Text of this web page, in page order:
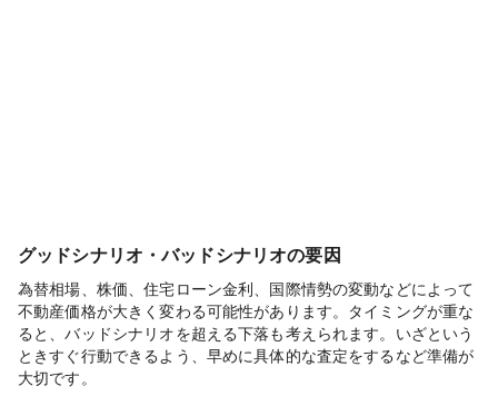
グッドシナリオ・バッドシナリオの要因
為替相場、株価、住宅ローン金利、国際情勢の変動などによって
不動産価格が大きく変わる可能性があります。タイミングが重な
ると、バッドシナリオを超える下落も考えられます。いざという
ときすぐ行動できるよう、早めに具体的な査定をするなど準備が
大切です。